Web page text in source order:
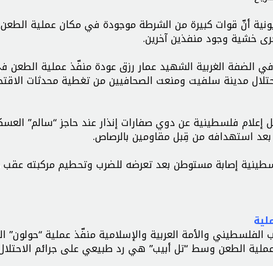
أنّ قوات كبيرة من الشرطة موجودة في مكان عملية
خشية وجود منفذين آخرين.
الغربية الشهيد عمار رزق عودة منفّذ عملية الطعن
مدينة سلفيت ومنعت الصحافيين من تغطية محدثات
فلسطينية عن دوي صفارات إنذار عند حاجز “سالم”
استهدافه من قِبل مقاومين بالرصاص.
إصابة مستوطن بعد تعرضه للضرب وتحطيم مركبته عقب
والأمة العربية والإسلامية منفّذ عملية “حولون”
الطعن وسط “تل أبيب” هي رد طبيعي على جرائم الاحتلال